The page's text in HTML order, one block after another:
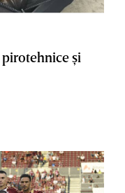
şi